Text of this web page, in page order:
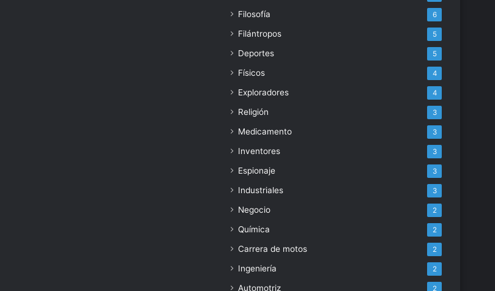
Filosofía 6
Filántropos 5
Deportes 5
Físicos 4
Exploradores 4
Religión 3
Medicamento 3
Inventores 3
Espionaje 3
Industriales 3
Negocio 2
Química 2
Carrera de motos 2
Ingeniería 2
Automotriz 2